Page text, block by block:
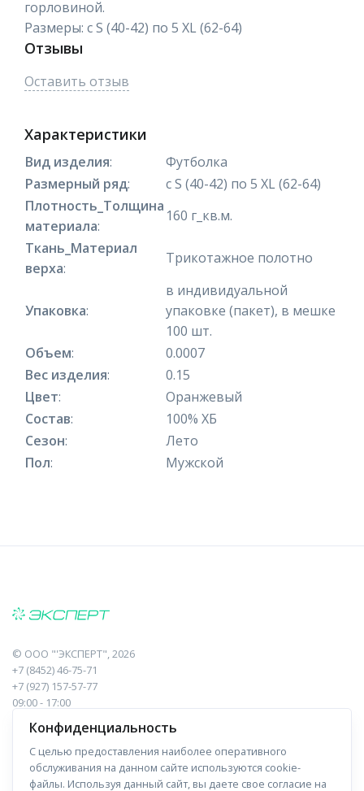
горловиной.
Размеры: с S (40-42) по 5 XL (62-64)
Отзывы
Оставить отзыв
Характеристики
Вид изделия:
Футболка
Размерный ряд:
с S (40-42) по 5 XL (62-64)
Плотность_Толщина
материала:
160 г_кв.м.
Ткань_Материал
верха:
Трикотажное полотно
Упаковка:
в индивидуальной
упаковке (пакет), в мешке
100 шт.
Объем:
0.0007
Вес изделия:
0.15
Цвет:
Оранжевый
Состав:
100% ХБ
Сезон:
Лето
Пол: Мужской
© ООО "'ЭКСПЕРТ", 2026
+7 (8452) 46-75-71
+7 (927) 157-57-77
09:00 - 17:00
410017, Саратов, Пугачева, 10 к1, оф.23
Навигация Информация
Конфиденциальность
С целью предоставления наиболее оперативного
обслуживания на данном сайте используются cookie-
файлы. Используя данный сайт, вы даете свое согласие на